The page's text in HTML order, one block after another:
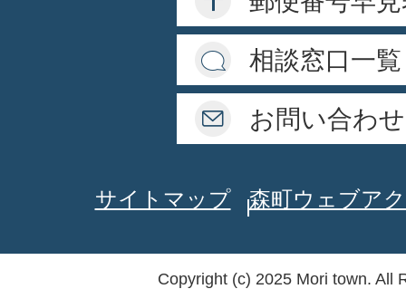
相談窓口一覧
お問い合わせ
サイトマップ 森町ウェブア
Copyright (c) 2025 Mori town. All